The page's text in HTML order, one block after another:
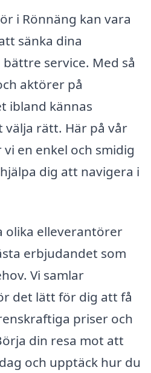
i Rönnäng kan vara
sänka dina
service. Med så
aktörer på
ibland kännas
rätt. Här på vår
en enkel och smidig
dig att navigera i
olika elleverantörer
erbjudandet som
Vi samlar
det lätt för dig att få
priser och
din resa mot att
och upptäck hur du